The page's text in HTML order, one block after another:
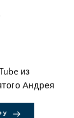
из
Андрея